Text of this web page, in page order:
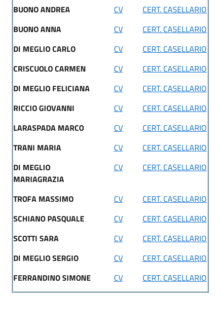
BUONO ANDREA CV
CERT. CASELLARIO
BUONO ANNA
CV
CERT. CASELLARIO
DI MEGLIO CARLO
CV
CERT. CASELLARIO
CRISCUOLO CARMEN
CV
CERT. CASELLARIO
DI MEGLIO FELICIANA
CV
CERT. CASELLARIO
RICCIO GIOVANNI
CV
CERT. CASELLARIO
LARASPADA MARCO
CV
CERT. CASELLARIO
TRANI MARIA
CV
CERT. CASELLARIO
DI MEGLIO
MARIAGRAZIA
CV CERT. CASELLARIO
TROFA MASSIMO CV
CERT. CASELLARIO
SCHIANO PASQUALE
CV
CERT. CASELLARIO
SCOTTI SARA
CV
CERT. CASELLARIO
DI MEGLIO SERGIO
CV
CERT. CASELLARIO
FERRANDINO SIMONE
CV CERT. CASELLARIO